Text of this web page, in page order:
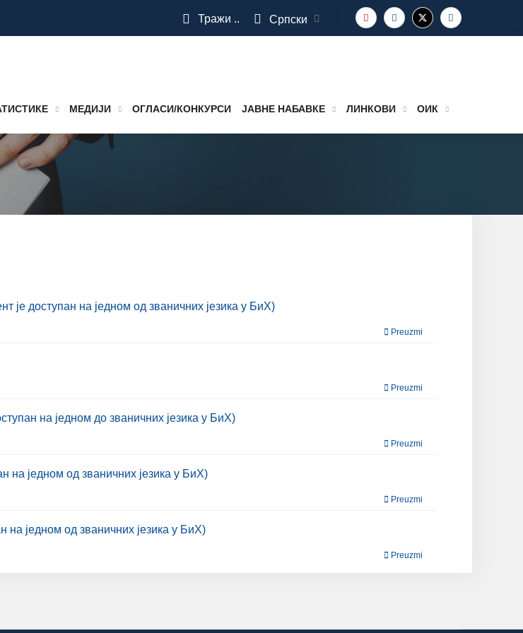
Тражи .. Српски
МЕДИЈИ ОГЛАСИ/КОНКУРСИ ЈАВНЕ НАБАВКЕ ЛИНКОВИ ОИК
је доступан на једном од званичних језика у БиХ)
Preuzmi
Preuzmi
на једном до званичних језика у БиХ)
Preuzmi
на једном од званичних језика у БиХ)
Preuzmi
на једном од званичних језика у БиХ)
Preuzmi